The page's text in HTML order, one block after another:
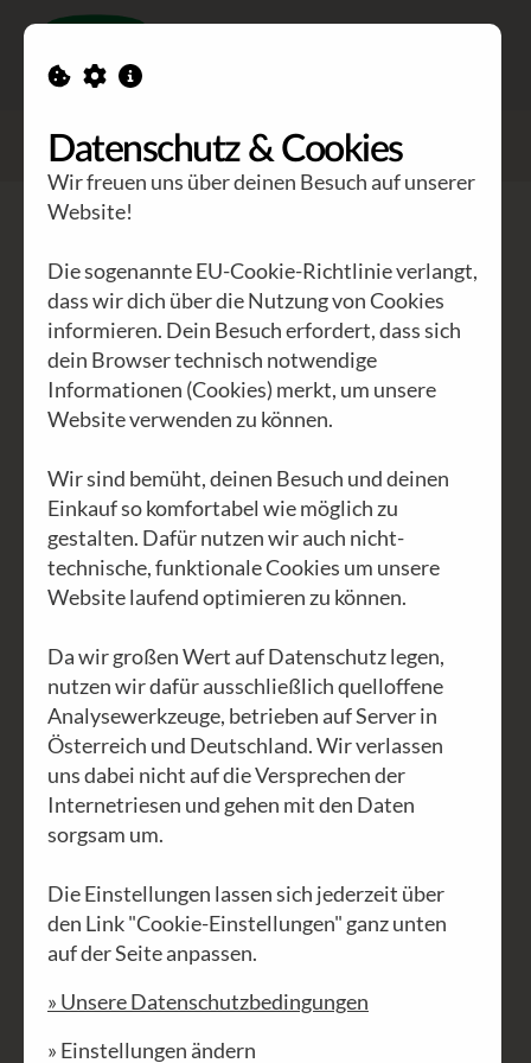
> Ein Paar Waldviertler entsteht
Ein Paar Waldviertler entsteht
... von der Lederhaut bis ins
Regal
Datenschutz & Cookies
Wir freuen uns über deinen Besuch auf unserer
Website!
Die sogenannte EU-Cookie-Richtlinie verlangt,
dass wir dich über die Nutzung von Cookies
informieren. Dein Besuch erfordert, dass sich
dein Browser technisch notwendige
Informationen (Cookies) merkt, um unsere
Website verwenden zu können.
Wir sind bemüht, deinen Besuch und deinen
Einkauf so komfortabel wie möglich zu
gestalten. Dafür nutzen wir auch nicht-
technische, funktionale Cookies um unsere
Website laufend optimieren zu können.
Da wir großen Wert auf Datenschutz legen,
nutzen wir dafür ausschließlich quelloffene
Analysewerkzeuge, betrieben auf Server in
Österreich und Deutschland. Wir verlassen
uns dabei nicht auf die Versprechen der
Internetriesen und gehen mit den Daten
sorgsam um.
Die Einstellungen lassen sich jederzeit über
den Link "Cookie-Einstellungen" ganz unten
auf der Seite anpassen.
» Unsere Datenschutzbedingungen
» Einstellungen ändern